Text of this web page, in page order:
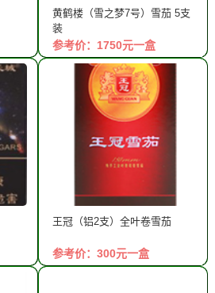
黄鹤楼（雪之梦7号）雪茄 5支
装
参考价：1750元一盒
王冠（铝2支）全叶卷雪茄
参考价：300元一盒